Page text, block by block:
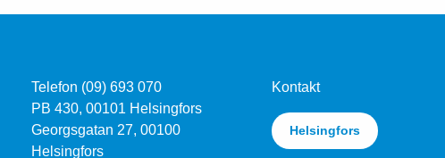
Telefon (09) 693 070
PB 430, 00101 Helsingfors
Georgsgatan 27, 00100
Helsingfors
Kontakt
Helsingfors